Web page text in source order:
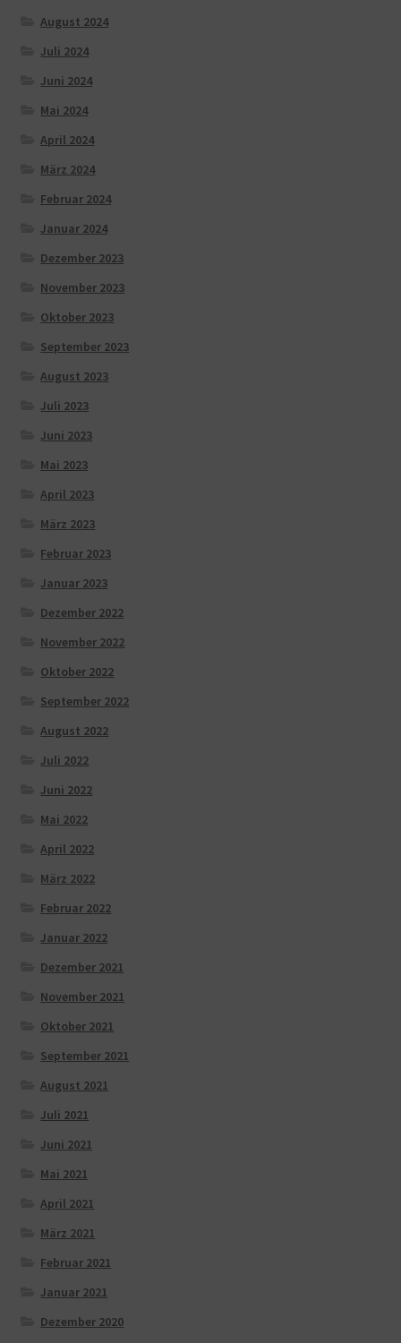
August 2024
Juli 2024
Juni 2024
Mai 2024
April 2024
März 2024
Februar 2024
Januar 2024
Dezember 2023
November 2023
Oktober 2023
September 2023
August 2023
Juli 2023
Juni 2023
Mai 2023
April 2023
März 2023
Februar 2023
Januar 2023
Dezember 2022
November 2022
Oktober 2022
September 2022
August 2022
Juli 2022
Juni 2022
Mai 2022
April 2022
März 2022
Februar 2022
Januar 2022
Dezember 2021
November 2021
Oktober 2021
September 2021
August 2021
Juli 2021
Juni 2021
Mai 2021
April 2021
März 2021
Februar 2021
Januar 2021
Dezember 2020